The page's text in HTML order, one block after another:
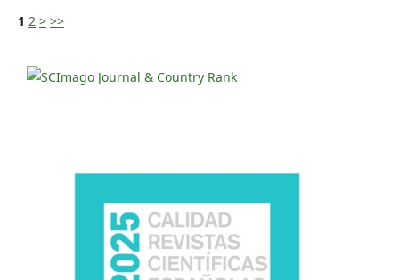
1 2 > >>